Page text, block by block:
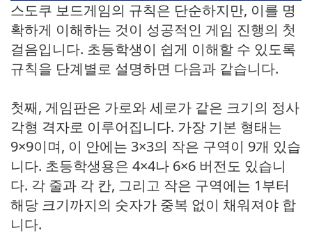
스도쿠 보드게임의 규칙은 단순하지만, 이를 명
확하게 이해하는 것이 성공적인 게임 진행의 첫
걸음입니다. 초등학생이 쉽게 이해할 수 있도록
규칙을 단계별로 설명하면 다음과 같습니다.
첫째, 게임판은 가로와 세로가 같은 크기의 정사
각형 격자로 이루어집니다. 가장 기본 형태는
9×9이며, 이 안에는 3×3의 작은 구역이 9개 있습
니다. 초등학생용은 4×4나 6×6 버전도 있습니
다. 각 줄과 각 칸, 그리고 작은 구역에는 1부터
해당 크기까지의 숫자가 중복 없이 채워져야 합
니다.